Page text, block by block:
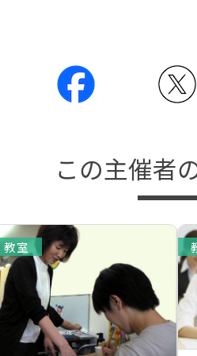
この主催者
教室